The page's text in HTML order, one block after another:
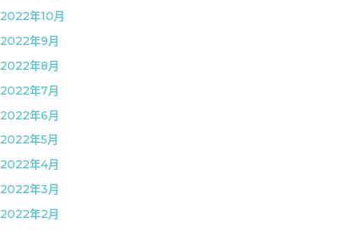
2022年10月
2022年9月
2022年8月
2022年7月
2022年6月
2022年5月
2022年4月
2022年3月
2022年2月